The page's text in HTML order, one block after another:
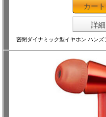
カー
詳
密閉ダイナミック型イヤホン ハンズ